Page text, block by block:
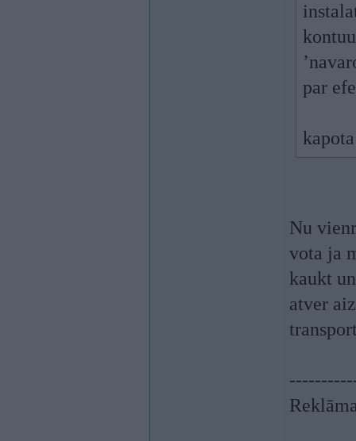
par
Nu
vota ja
kaukt
atver